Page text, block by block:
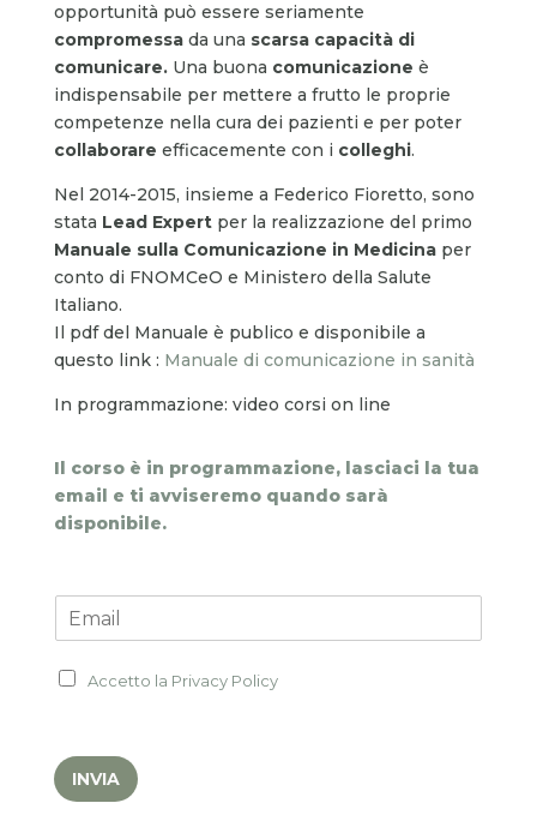
opportunità può essere seriamente
compromessada una scarsa capacità di
comunicare.Una buona comunicazione è
indispensabile per mettere a frutto le proprie
competenze nella cura dei pazienti e per poter
collaborare efficacemente con i colleghi.
Nel 2014-2015, insieme a Federico Fioretto, sono
stata Lead Expertper la realizzazione del primo
Manuale sulla Comunicazione in Medicinaper
conto di FNOMCeO e Ministero della Salute
Italiano.
Il pdf del Manuale è publico e disponibile a
questo link: Manuale di comunicazione in sanità
In programmazione: video corsi on line
Il corso è in programmazione, lasciaci la tua
email e ti avviseremo quando sarà
disponibile.
m
iP
a
c
Accetto la Privacy Policy
INVIA